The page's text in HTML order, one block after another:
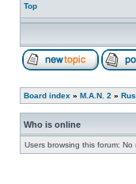
Top
Board index » M.A.N. 2 »
Who is online
Users browsing this forum: